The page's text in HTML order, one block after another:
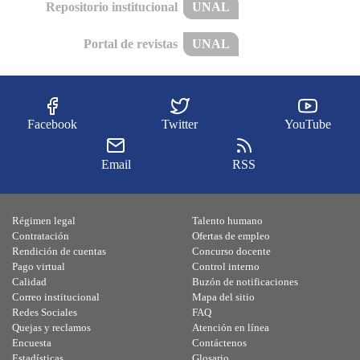
Repositorio institucional UNAL
Portal de revistas UNAL
Facebook Twitter YouTube
Email RSS
Régimen legal
Contratación
Rendición de cuentas
Pago virtual
Calidad
Talento humano
Ofertas de empleo
Concurso docente
Control interno
Buzón de notificaciones
Correo institucional
Redes Sociales
Quejas y reclamos
Encuesta
Mapa del sitio
FAQ
Atención en línea
Contáctenos